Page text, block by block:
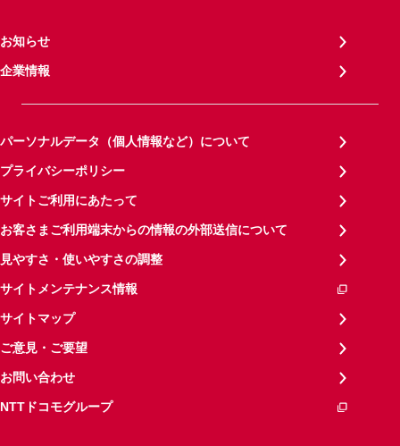
お知らせ
企業情報
パーソナルデータ（個人情報など）について
プライバシーポリシー
サイトご利用にあたって
お客さまご利用端末からの情報の外部送信について
見やすさ・使いやすさの調整
サイトメンテナンス情報
サイトマップ
ご意見・ご要望
お問い合わせ
NTTドコモグループ